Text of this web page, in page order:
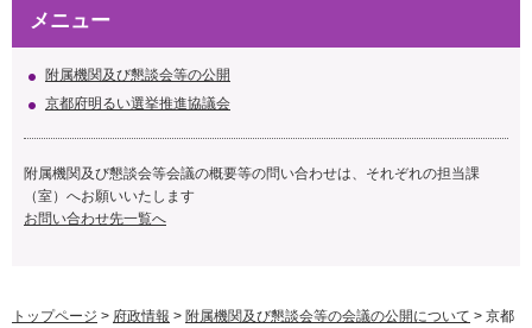
メニュー
附属機関及び懇談会等の公開
京都府明るい選挙推進協議会
附属機関及び懇談会等会議の概要等の問い合わせは、それぞれの担当課
（室）へお願いいたします
お問い合わせ先一覧へ
トップページ > 府政情報 > 附属機関及び懇談会等の会議の公開について > 京都